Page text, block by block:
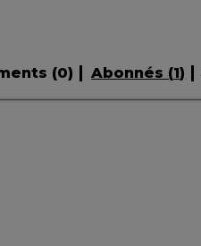
(0) Abonnés (1)